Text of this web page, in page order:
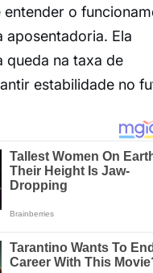
o
Ela
queda na taxa de
estabilidade no